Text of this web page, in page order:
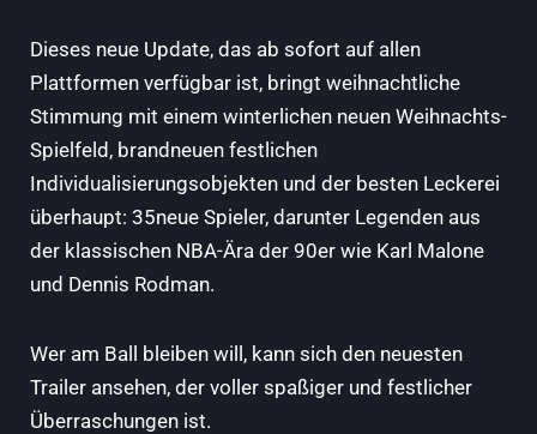
Dieses neue Update, das ab sofort auf allen
Plattformen verfügbar ist, bringt weihnachtliche
Stimmung mit einem winterlichen neuen Weihnachts-
Spielfeld, brandneuen festlichen
Individualisierungsobjekten und der besten Leckerei
überhaupt: 35neue Spieler, darunter Legenden aus
der klassischen NBA-Ära der 90er wie Karl Malone
und Dennis Rodman.
Wer am Ball bleiben will, kann sich den neuesten
Trailer ansehen, der voller spaßiger und festlicher
Überraschungen ist.